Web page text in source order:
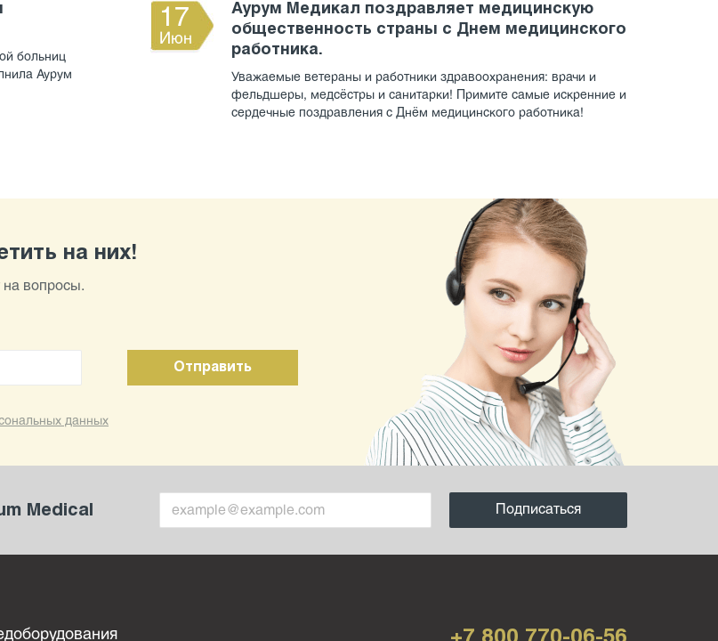
больниц
Аурум
17
Июн
Аурум Медикал поздравляет медицинскую
общественность страны с Днем медицинского
работника.
Уважаемые ветераны и работники здравоохранения: врачи и
фельдшеры, медсёстры и санитарки! Примите самые искренние и
сердечные поздравления с Днём медицинского работника!
на них!
вопросы.
данных
Medical